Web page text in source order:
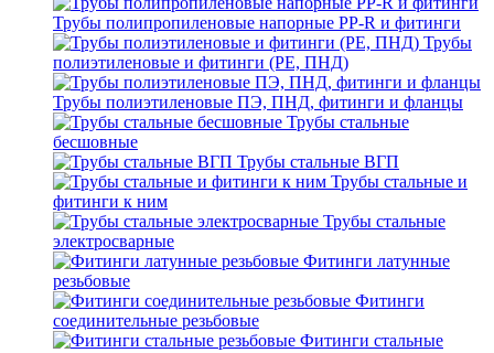
Трубы полипропиленовые напорные PP-R и фитинги
Трубы
полиэтиленовые и фитинги (PE, ПНД)
Трубы полиэтиленовые ПЭ, ПНД, фитинги и фланцы
Трубы стальные
бесшовные
Трубы стальные ВГП
Трубы стальные и
фитинги к ним
Трубы стальные
электросварные
Фитинги латунные
резьбовые
Фитинги
соединительные резьбовые
Фитинги стальные